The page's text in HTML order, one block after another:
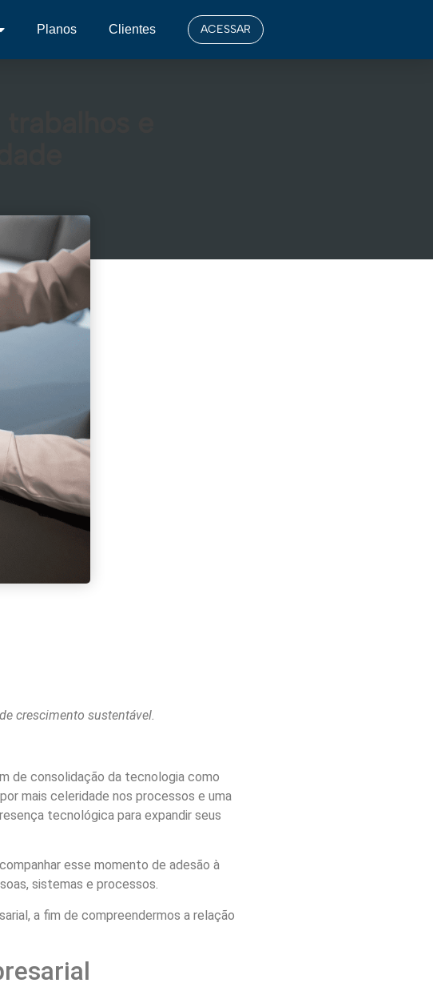
Planos Clientes ACESSAR
crescimento sustentável.
de consolidação da tecnologia como
mais celeridade nos processos e uma
tecnológica para expandir seus
esse momento de adesão à
sistemas e processos.
a fim de compreendermos a relação